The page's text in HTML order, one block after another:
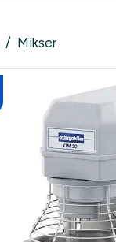
/ Mikser